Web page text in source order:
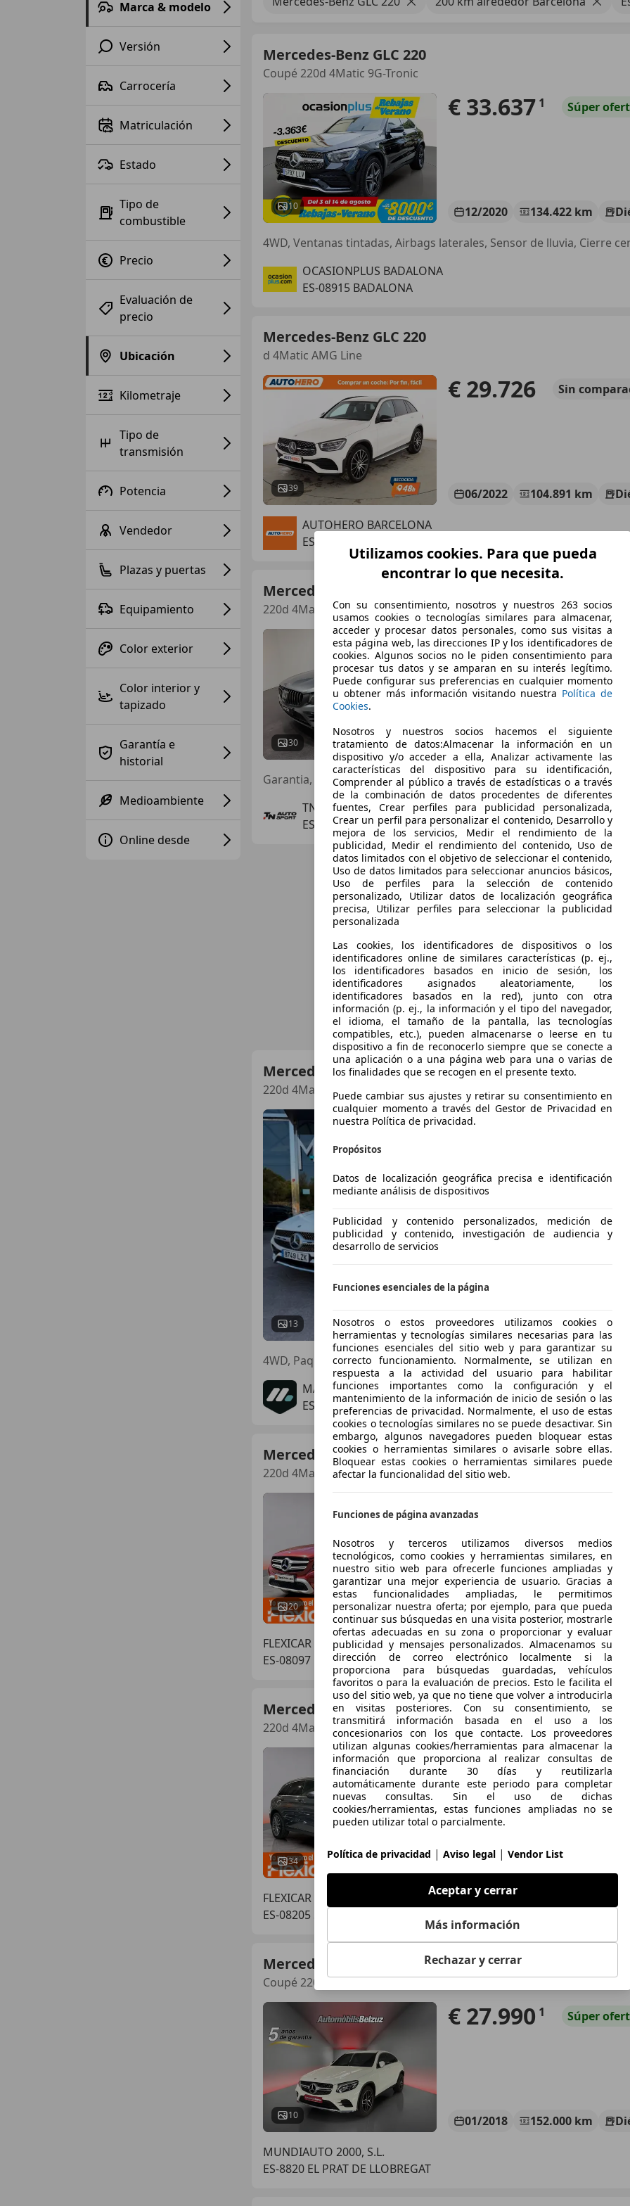
Marca & modelo
Versión
Carrocería
Matriculación
Estado
Tipo de
combustible
Precio
Evaluación de
precio
Ubicación
Kilometraje
Tipo de
transmisión
Potencia
Vendedor
Plazas y puertas
Equipamiento
Color exterior
Color interior y
tapizado
Garantía e
historial
Medioambiente
Online desde
Mercedes-Benz GLC 220
Coupé 220d 4Matic 9G-Tronic
10
€ 33.637 1 Súper
12/2020 134.422 km
4WD, Ventanas tintadas, Airbags laterales, Sensor de lluvia, Cierre
OCASIONPLUS BADALONA
ES-08915 BADALONA
Mercedes-Benz GLC 220
d 4Matic AMG Line
39
€ 29.726 Sin
06/2022 104.891 km
AUTOHERO BARCELONA
ES-08903 SANT ADRIÀ DE BESÒS
Mercedes-Benz GLC 220
220d 4Matic Aut.
30
€ 35.000 Sin
07/2018 118.900 km
Garantia, Paquete Sport, 4WD, Airbags laterales, ABS, Cierre
TN AUTOSPORT
ES-08205 SABADELL
Mercedes-Benz GLC 220
220d 4Matic Aut.
13
€ 38.990
01/2022 41.100 km
MALLORCA CARS
ES-07011 PALMA DE MALLORCA
Mercedes-Benz GLC 220
220d 4Matic Aut.
20
€ 21.470
01/2015 107.254 km
FLEXICAR GRUPO BARCELONA.
ES-08097 L'Hospitalet de Llobregat
Mercedes-Benz GLC 220
220d 4Matic Aut.
34
€ 29.990 1 Súper
FLEXICAR BCN.
ES-08205 Sabadell
Mercedes-Benz GLC 220
Coupé 220d 4Matic Aut.
10
€ 27.990 1 Súper
01/2018 152.000 km
MUNDIAUTO 2000, S.L.
ES-8820 EL PRAT DE LLOBREGAT
Utilizamos cookies. Para que pueda
encontrar lo que necesita.
Con su consentimiento, nosotros y nuestros 263 socios
usamos cookies o tecnologías similares para almacenar,
acceder y procesar datos personales, como sus visitas a
esta página web, las direcciones IP y los identificadores de
cookies. Algunos socios no le piden consentimiento para
procesar tus datos y se amparan en su interés legítimo.
Puede configurar sus preferencias en cualquier momento
u obtener más información visitando nuestra Política de
Cookies.
Nosotros y nuestros socios hacemos el siguiente
tratamiento de datos:Almacenar la información en un
dispositivo y/o acceder a ella, Analizar activamente las
características del dispositivo para su identificación,
Comprender al público a través de estadísticas o a través
de la combinación de datos procedentes de diferentes
fuentes, Crear perfiles para publicidad personalizada,
Crear un perfil para personalizar el contenido, Desarrollo y
mejora de los servicios, Medir el rendimiento de la
publicidad, Medir el rendimiento del contenido, Uso de
datos limitados con el objetivo de seleccionar el contenido,
Uso de datos limitados para seleccionar anuncios básicos,
Uso de perfiles para la selección de contenido
personalizado, Utilizar datos de localización geográfica
precisa, Utilizar perfiles para seleccionar la publicidad
personalizada
Las cookies, los identificadores de dispositivos o los
identificadores online de similares características (p. ej.,
los identificadores basados en inicio de sesión, los
identificadores asignados aleatoriamente, los
identificadores basados en la red), junto con otra
información (p. ej., la información y el tipo del navegador,
el idioma, el tamaño de la pantalla, las tecnologías
compatibles, etc.), pueden almacenarse o leerse en tu
dispositivo a fin de reconocerlo siempre que se conecte a
una aplicación o a una página web para una o varias de
los finalidades que se recogen en el presente texto.
Puede cambiar sus ajustes y retirar su consentimiento en
cualquier momento a través del Gestor de Privacidad en
nuestra Política de privacidad.
Propósitos
Datos de localización geográfica precisa e identificación
mediante análisis de dispositivos
Publicidad y contenido personalizados, medición de
publicidad y contenido, investigación de audiencia y
desarrollo de servicios
Funciones esenciales de la página
Nosotros o estos proveedores utilizamos cookies o
herramientas y tecnologías similares necesarias para las
funciones esenciales del sitio web y para garantizar su
correcto funcionamiento. Normalmente, se utilizan en
respuesta a la actividad del usuario para habilitar
funciones importantes como la configuración y el
mantenimiento de la información de inicio de sesión o las
preferencias de privacidad. Normalmente, el uso de estas
cookies o tecnologías similares no se puede desactivar. Sin
embargo, algunos navegadores pueden bloquear estas
cookies o herramientas similares o avisarle sobre ellas.
Bloquear estas cookies o herramientas similares puede
afectar la funcionalidad del sitio web.
Funciones de página avanzadas
Nosotros y terceros utilizamos diversos medios
tecnológicos, como cookies y herramientas similares, en
nuestro sitio web para ofrecerle funciones ampliadas y
garantizar una mejor experiencia de usuario. Gracias a
estas funcionalidades ampliadas, le permitimos
personalizar nuestra oferta; por ejemplo, para que pueda
continuar sus búsquedas en una visita posterior, mostrarle
ofertas adecuadas en su zona o proporcionar y evaluar
publicidad y mensajes personalizados. Almacenamos su
dirección de correo electrónico localmente si la
proporciona para búsquedas guardadas, vehículos
favoritos o para la evaluación de precios. Esto le facilita el
uso del sitio web, ya que no tiene que volver a introducirla
en visitas posteriores. Con su consentimiento, se
transmitirá información basada en el uso a los
concesionarios con los que contacte. Los proveedores
utilizan algunas cookies/herramientas para almacenar la
información que proporciona al realizar consultas de
financiación durante 30 días y reutilizarla
automáticamente durante este periodo para completar
nuevas consultas. Sin el uso de dichas
cookies/herramientas, estas funciones ampliadas no se
pueden utilizar total o parcialmente.
Política de privacidad | Aviso legal | Vendor List
Aceptar y cerrar
Más información
Rechazar y cerrar